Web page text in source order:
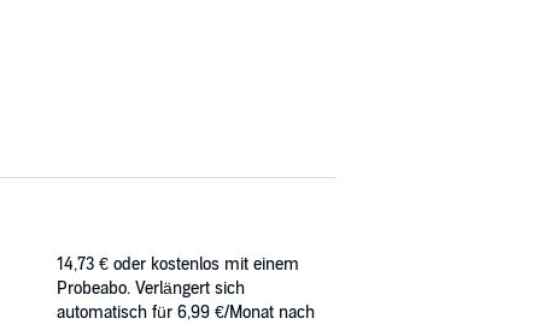
14,73 € oder kostenlos mit einem
Probeabo. Verlängert sich
automatisch für 6,99 €/Monat nach